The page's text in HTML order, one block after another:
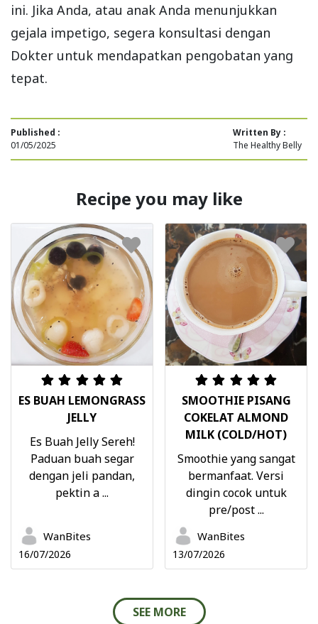
ini. Jika Anda, atau anak Anda menunjukkan
gejala impetigo, segera konsultasi dengan
Dokter untuk mendapatkan pengobatan yang
tepat.
Published :
01/05/2025
Written By :
The Healthy Belly
Recipe you may like
ES BUAH LEMONGRASS
JELLY
Es Buah Jelly Sereh!
Paduan buah segar
dengan jeli pandan,
pektin a ...
WanBites
16/07/2026
SMOOTHIE PISANG
COKELAT ALMOND
MILK (COLD/HOT)
Smoothie yang sangat
bermanfaat. Versi
dingin cocok untuk
pre/post ...
WanBites
13/07/2026
SEE MORE